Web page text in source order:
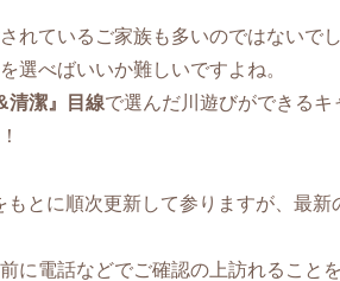
れているご家族も多いのではないでし
選べばいいか難しいですよね。
清潔』目線で選んだ川遊びができる
とに順次更新して参りますが、最新
に電話などでご確認の上訪れること